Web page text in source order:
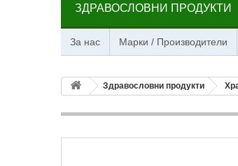
ЗДРАВОСЛОВНИ ПРОДУКТИ
За нас Марки / Производители
Здравословни продукти